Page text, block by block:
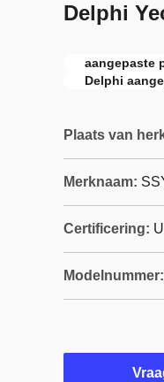
Delphi
aangepaste
Delphi
Plaats van
Merknaam:
Certificering:
Modelnummer: